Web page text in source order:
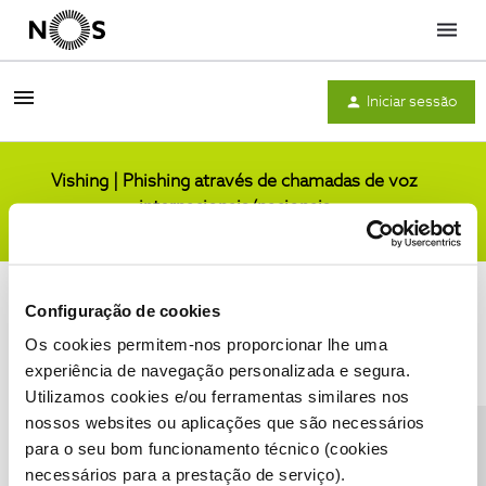
Configuração de cookies
Os cookies permitem-nos proporcionar lhe uma
experiência de navegação personalizada e segura.
Utilizamos cookies e/ou ferramentas similares nos
nossos websites ou aplicações que são necessários
para o seu bom funcionamento técnico (cookies
necessários para a prestação de serviço).
Menu
Iniciar sessão
Vishing | Phishing através de chamadas de voz
internacionais/nacionais
Condições do Fórum NOS Accessibility statement